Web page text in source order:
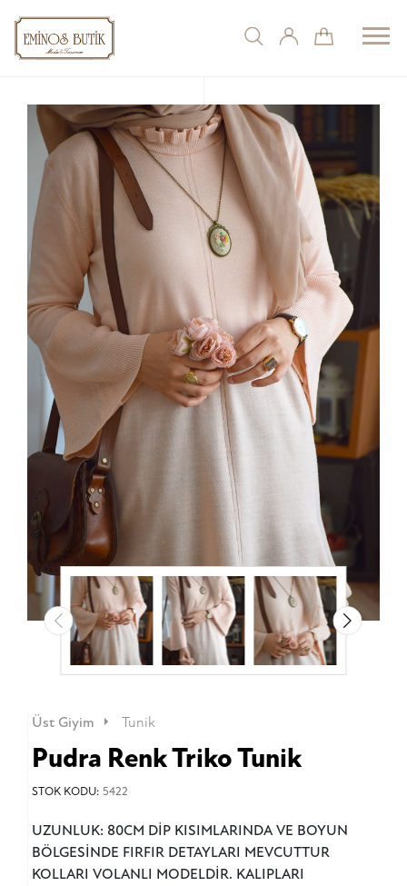
Üst Giyim Tunik
Pudra Renk Triko Tunik
STOK KODU: 5422
UZUNLUK: 80CM DİP KISIMLARINDA VE BOYUN
BÖLGESİNDE FIRFIR DETAYLARI MEVCUTTUR
KOLLARI VOLANLI MODELDİR. KALIPLARI